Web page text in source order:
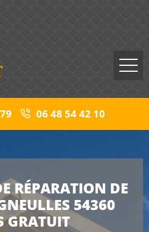
06 48 54 42 10
RÉPARATION DE
54360
GRATUIT